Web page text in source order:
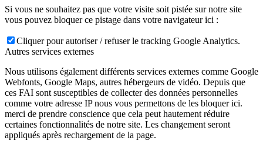
Si vous ne souhaitez pas que votre visite soit pistée sur notre site
vous pouvez bloquer ce pistage dans votre navigateur ici :
Cliquer pour autoriser / refuser le tracking Google Analytics.
Autres services externes
Nous utilisons également différents services externes comme Google
Webfonts, Google Maps, autres hébergeurs de vidéo. Depuis que
ces FAI sont susceptibles de collecter des données personnelles
comme votre adresse IP nous vous permettons de les bloquer ici.
merci de prendre conscience que cela peut hautement réduire
certaines fonctionnalités de notre site. Les changement seront
appliqués après rechargement de la page.